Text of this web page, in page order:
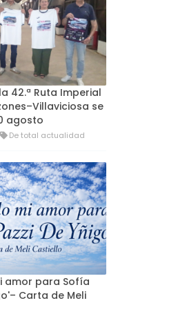
42.ª Ruta Imperial
se
agosto
De total actualidad
amor para Sofía
Carta de Meli